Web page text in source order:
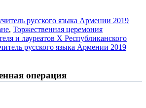
русского языка Армении 2019
, Торжественная церемония
и лауреатов X Республиканского
русского языка Армении 2019
операция